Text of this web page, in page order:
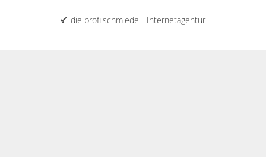
die profilschmiede - Internetagentur